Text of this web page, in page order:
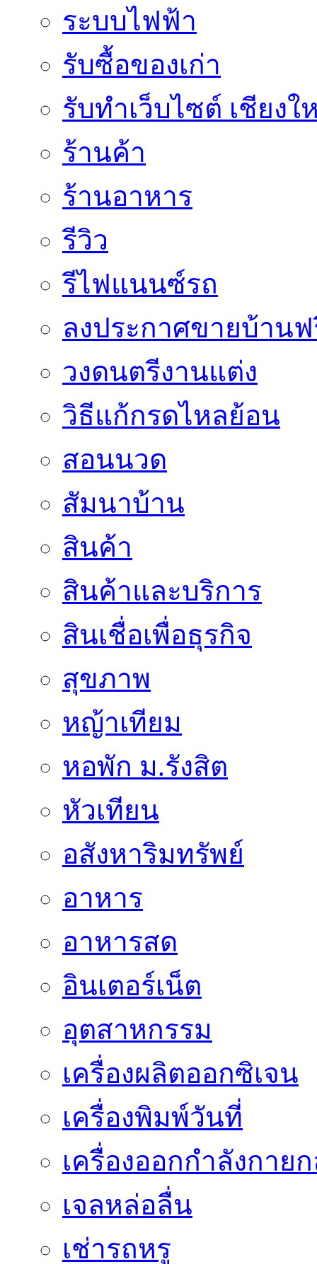
ระบบไฟฟ้า
รับซื้อของเก่า
รับทำเว็บไซต์ เชียงใ
ร้านค้า
ร้านอาหาร
รีวิว
รีไฟแนนซ์รถ
ลงประกาศขายบ้าน
วงดนตรีงานแต่ง
วิธีแก้กรดไหลย้อน
สอนนวด
สัมนาบ้าน
สินค้า
สินค้าและบริการ
สินเชื่อเพื่อธุรกิจ
สุขภาพ
หญ้าเทียม
หอพัก ม.รังสิต
หัวเทียน
อสังหาริมทรัพย์
อาหาร
อาหารสด
อินเตอร์เน็ต
อุตสาหกรรม
เครื่องผลิตออกซิเจน
เครื่องพิมพ์วันที่
เครื่องออกกำลังกาย
เจลหล่อลื่น
เช่ารถหรู